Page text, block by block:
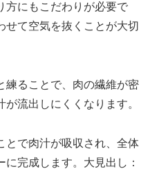
方にもこだわりが必要で
せて空気を抜くことが大切
練ることで、肉の繊維が密
流出しにくくなります。
とで肉汁が吸収され、全体
完成します。大見出し：